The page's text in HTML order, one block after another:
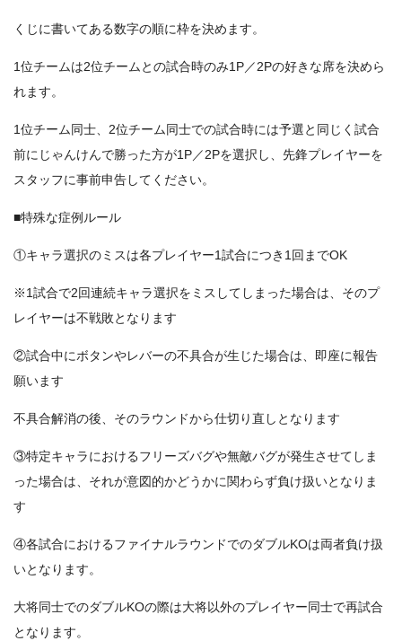
くじに書いてある数字の順に枠を決めます。
1位チームは2位チームとの試合時のみ1P／2Pの好きな席を決めら
れます。
1位チーム同士、2位チーム同士での試合時には予選と同じく試合
前にじゃんけんで勝った方が1P／2Pを選択し、先鋒プレイヤーを
スタッフに事前申告してください。
■特殊な症例ルール
①キャラ選択のミスは各プレイヤー1試合につき1回までOK
※1試合で2回連続キャラ選択をミスしてしまった場合は、そのプ
レイヤーは不戦敗となります
②試合中にボタンやレバーの不具合が生じた場合は、即座に報告
願います
不具合解消の後、そのラウンドから仕切り直しとなります
③特定キャラにおけるフリーズバグや無敵バグが発生させてしま
った場合は、それが意図的かどうかに関わらず負け扱いとなりま
す
④各試合におけるファイナルラウンドでのダブルKOは両者負け扱
いとなります。
大将同士でのダブルKOの際は大将以外のプレイヤー同士で再試合
となります。